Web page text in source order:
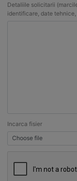
Detaliile solicitarii
identificare, date tehnice,
Incarca fisier
Choose file